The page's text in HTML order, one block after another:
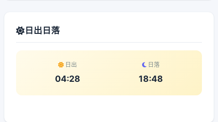
日出日落
日出
04:28
日落
18:48